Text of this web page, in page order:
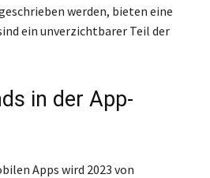
werden, bieten eine
ein unverzichtbarer Teil der
in der App-
Apps wird 2023 von